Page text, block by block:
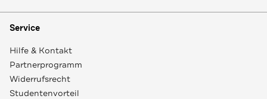
Service
Hilfe & Kontakt
Partnerprogramm
Widerrufsrecht
Studentenvorteil